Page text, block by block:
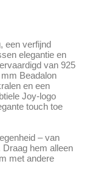
een verfijnd
elegantie en
van 925
Beadalon
en een
Joy-logo
touch toe
– van
hem alleen
met andere